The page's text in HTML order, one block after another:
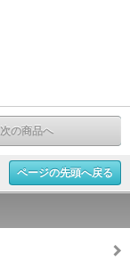
次の商品へ
ページの先頭へ戻る